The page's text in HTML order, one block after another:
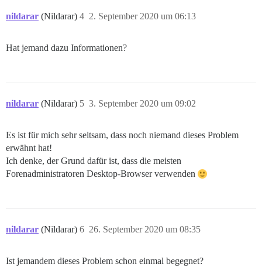
nildarar (Nildarar) 2. September 2020 um 06:13
4
Hat jemand dazu Informationen?
nildarar (Nildarar) 3. September 2020 um 09:02
5
Es ist für mich sehr seltsam, dass noch niemand dieses Problem
erwähnt hat!
Ich denke, der Grund dafür ist, dass die meisten
Forenadministratoren Desktop-Browser verwenden
nildarar (Nildarar) 26. September 2020 um 08:35
6
Ist jemandem dieses Problem schon einmal begegnet?